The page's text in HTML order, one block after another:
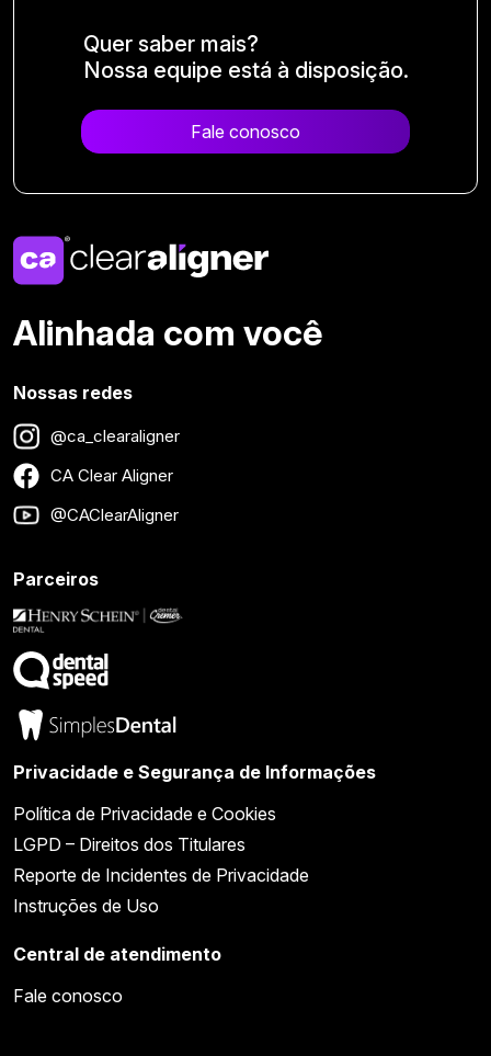
Quer saber mais?
Nossa equipe está à disposição.
Fale conosco
Alinhada com você
Nossas redes
@ca_clearaligner
CA Clear Aligner
@CAClearAligner
Parceiros
Privacidade e Segurança de Informações
Política de Privacidade e Cookies
LGPD – Direitos dos Titulares
Reporte de Incidentes de Privacidade
Instruções de Uso
Central de atendimento
Fale conosco